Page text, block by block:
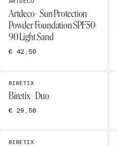
Artdeco - Sun Protection
Powder Foundation SPF50-
90 Light Sand
€ 42,50
BIRETIX
Biretix - Duo
€ 29,50
BIRETIX